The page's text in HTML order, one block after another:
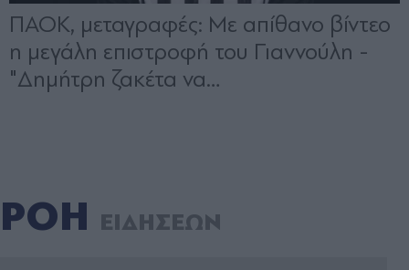
ΡΟΗ ΕΙΔΗΣΕΩΝ